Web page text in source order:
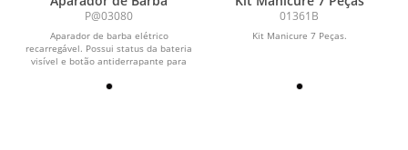
P@03080
Aparador de barba elétrico
recarregável. Possui status da bateria
visível e botão antiderrapante para
01361B
Kit Manicure 7 Peças.